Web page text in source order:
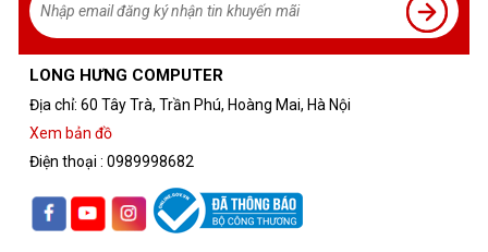
LONG HƯNG COMPUTER
Địa chỉ: 60 Tây Trà, Trần Phú, Hoàng Mai, Hà Nội
Xem bản đồ
Điện thoại : 0989998682